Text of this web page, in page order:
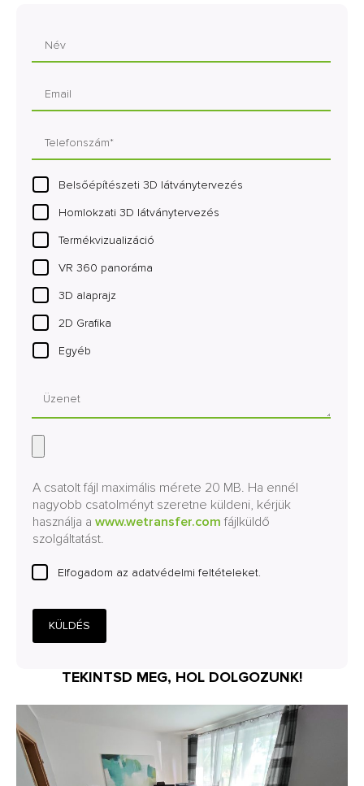
Belsőépítészeti 3D látványtervezés
Homlokzati 3D látványtervezés
Termékvizualizáció
VR 360 panoráma
3D alaprajz
2D Grafika
Egyéb
A csatolt fájl maximális mérete 20 MB. Ha ennél
nagyobb csatolményt szeretne küldeni, kérjük
használja a www.wetransfer.com fájlküldő
szolgáltatást.
Elfogadom az adatvédelmi feltételeket.
KÜLDÉS
TEKINTSD MEG, HOL DOLGOZUNK!